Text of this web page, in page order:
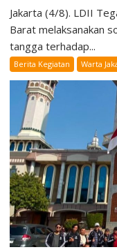
Jakarta (4/8). LDII
Barat melaksanakan
tangga terhadap...
Berita Kegiatan Warta